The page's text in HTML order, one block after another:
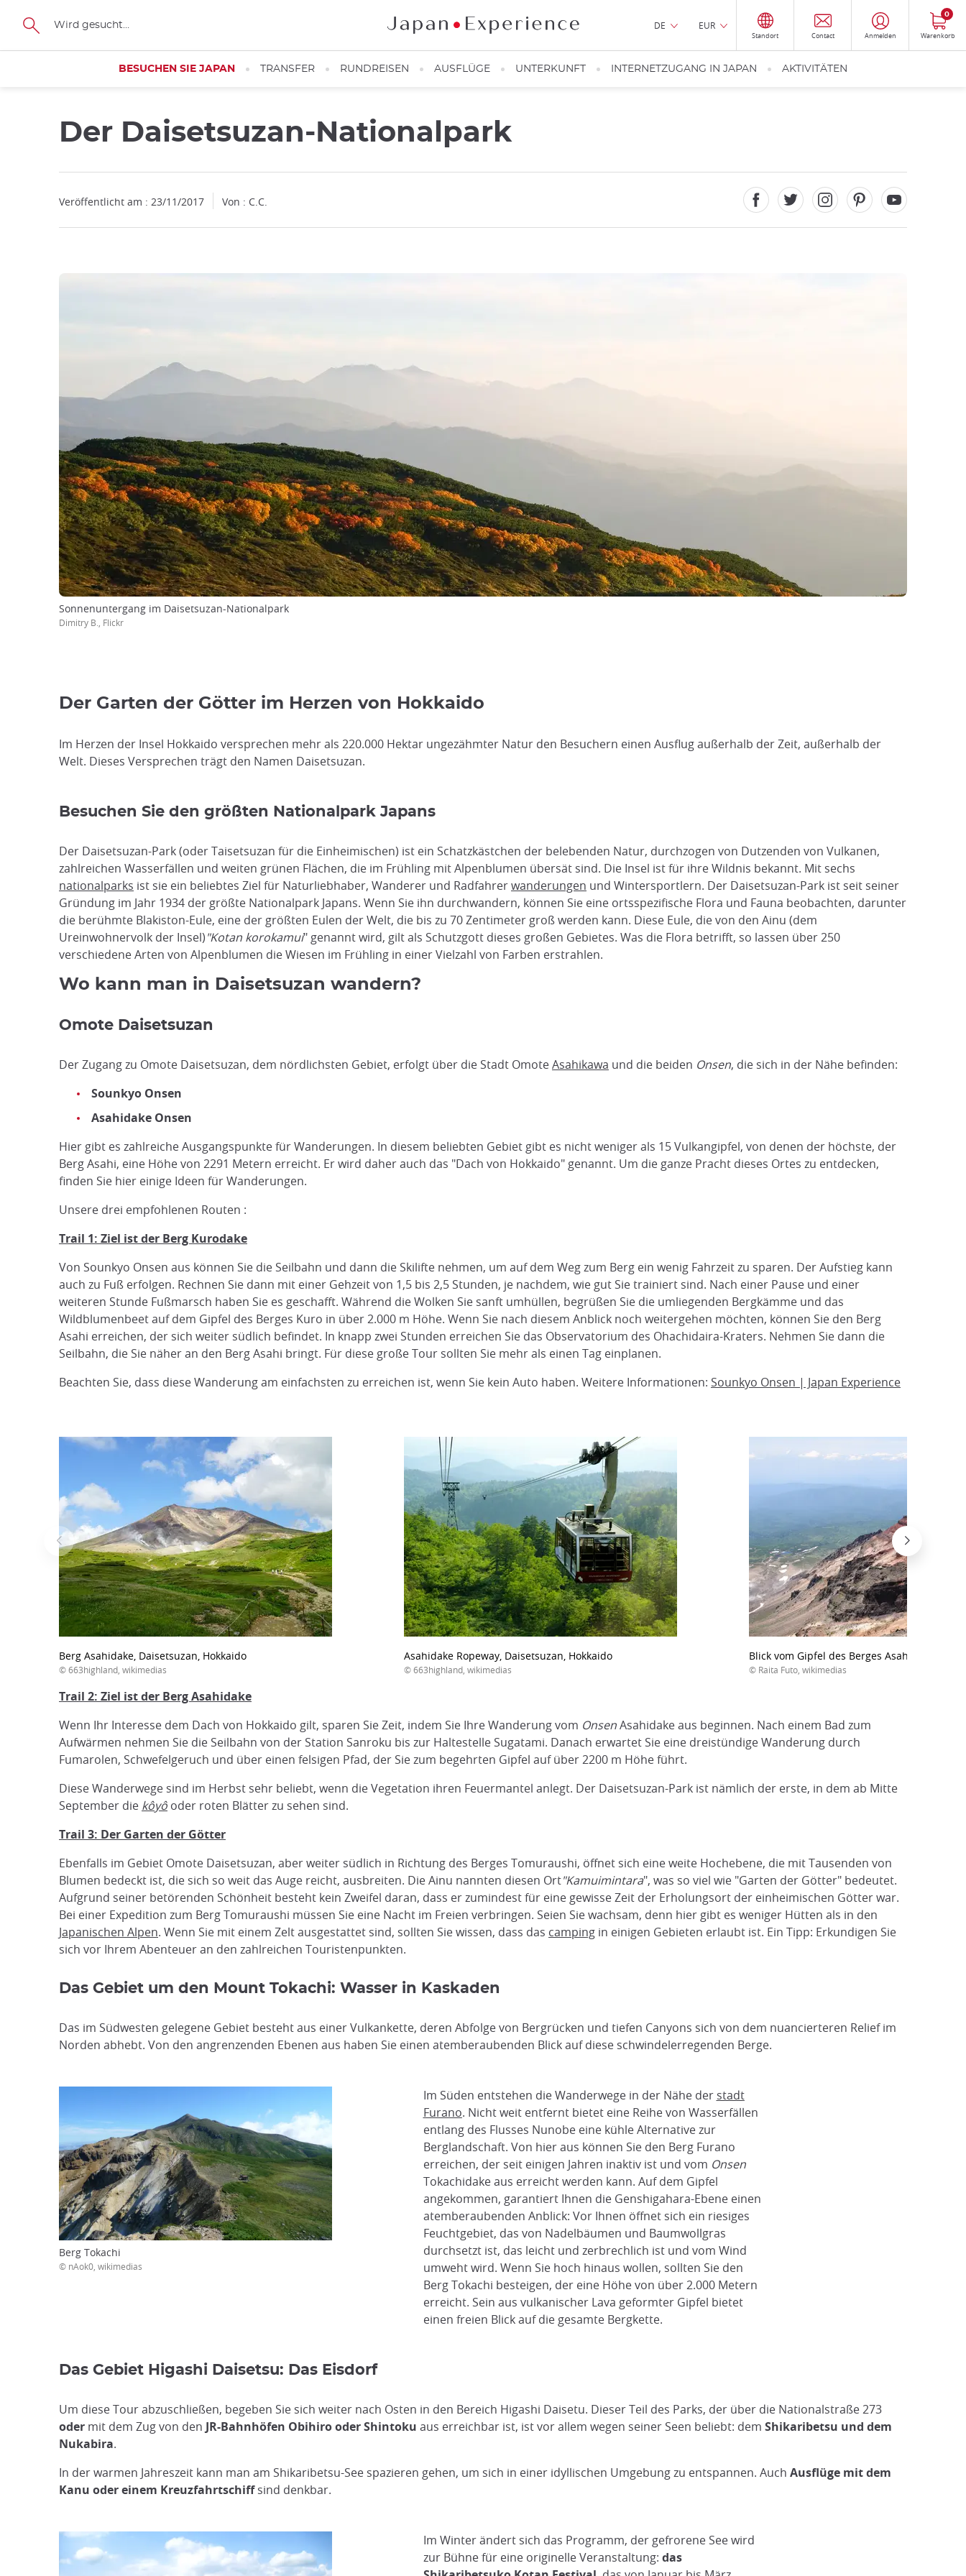
Größe
DE EUR
Standort Contact Anmelden Warenkorb
0
BESUCHEN SIE JAPAN TRANSFER RUNDREISEN AUSFLÜGE UNTERKUNFT INTERNETZUGANG IN JAPAN AKTIVITÄTEN
Der Daisetsuzan-Nationalpark
Veröffentlicht am : 23/11/2017 Von : C.C.
Sonnenuntergang im Daisetsuzan-Nationalpark
Dimitry B., Flickr
Der Garten der Götter im Herzen von Hokkaido
Im Herzen der Insel Hokkaido versprechen mehr als 220.000 Hektar ungezähmter Natur den Besuchern einen Ausflug außerhalb der Zeit, außerhalb der
Welt. Dieses Versprechen trägt den Namen Daisetsuzan.
Besuchen Sie den größten Nationalpark Japans
Der Daisetsuzan-Park (oder Taisetsuzan für die Einheimischen) ist ein Schatzkästchen der belebenden Natur, durchzogen von Dutzenden von Vulkanen,
zahlreichen Wasserfällen und weiten grünen Flächen, die im Frühling mit Alpenblumen übersät sind. Die Insel ist für ihre Wildnis bekannt. Mit sechs
nationalparks ist sie ein beliebtes Ziel für Naturliebhaber, Wanderer und Radfahrerwanderungen und Wintersportlern. Der Daisetsuzan-Park ist seit seiner
Gründung im Jahr 1934 der größte Nationalpark Japans. Wenn Sie ihn durchwandern, können Sie eine ortsspezifische Flora und Fauna beobachten, darunter
die berühmte Blakiston-Eule, eine der größten Eulen der Welt, die bis zu 70 Zentimeter groß werden kann. Diese Eule, die von den Ainu (dem
Ureinwohnervolk der Insel)"Kotan korokamui" genannt wird, gilt als Schutzgott dieses großen Gebietes. Was die Flora betrifft, so lassen über 250
verschiedene Arten von Alpenblumen die Wiesen im Frühling in einer Vielzahl von Farben erstrahlen.
Wo kann man in Daisetsuzan wandern?
Omote Daisetsuzan
Der Zugang zu Omote Daisetsuzan, dem nördlichsten Gebiet, erfolgt über die Stadt OmoteAsahikawa und die beiden Onsen, die sich in der Nähe befinden:
Sounkyo Onsen
Asahidake Onsen
Hier gibt es zahlreiche Ausgangspunkte für Wanderungen. In diesem beliebten Gebiet gibt es nicht weniger als 15 Vulkangipfel, von denen der höchste, der
Berg Asahi, eine Höhe von 2291 Metern erreicht. Er wird daher auch das "Dach von Hokkaido" genannt. Um die ganze Pracht dieses Ortes zu entdecken,
finden Sie hier einige Ideen für Wanderungen.
Unsere drei empfohlenen Routen :
Trail 1: Ziel ist der Berg Kurodake
Von Sounkyo Onsen aus können Sie die Seilbahn und dann die Skilifte nehmen, um auf dem Weg zum Berg ein wenig Fahrzeit zu sparen. Der Aufstieg kann
auch zu Fuß erfolgen. Rechnen Sie dann mit einer Gehzeit von 1,5 bis 2,5 Stunden, je nachdem, wie gut Sie trainiert sind. Nach einer Pause und einer
weiteren Stunde Fußmarsch haben Sie es geschafft. Während die Wolken Sie sanft umhüllen, begrüßen Sie die umliegenden Bergkämme und das
Wildblumenbeet auf dem Gipfel des Berges Kuro in über 2.000 m Höhe. Wenn Sie nach diesem Anblick noch weitergehen möchten, können Sie den Berg
Asahi erreichen, der sich weiter südlich befindet. In knapp zwei Stunden erreichen Sie das Observatorium des Ohachidaira-Kraters. Nehmen Sie dann die
Seilbahn, die Sie näher an den Berg Asahi bringt. Für diese große Tour sollten Sie mehr als einen Tag einplanen.
Beachten Sie, dass diese Wanderung am einfachsten zu erreichen ist, wenn Sie kein Auto haben. Weitere Informationen: Sounkyo Onsen | Japan Experience
Berg Asahidake, Daisetsuzan, Hokkaido
© 663highland, wikimedias
Asahidake Ropeway, Daisetsuzan, Hokkaido
© 663highland, wikimedias
Blick vom Gipfel des Berges Asahidake
© Raita Futo, wikimedias
Trail 2: Ziel ist der Berg Asahidake
Wenn Ihr Interesse dem Dach von Hokkaido gilt, sparen Sie Zeit, indem Sie Ihre Wanderung vom OnsenAsahidake aus beginnen. Nach einem Bad zum
Aufwärmen nehmen Sie die Seilbahn von der Station Sanroku bis zur Haltestelle Sugatami. Danach erwartet Sie eine dreistündige Wanderung durch
Fumarolen, Schwefelgeruch und über einen felsigen Pfad, der Sie zum begehrten Gipfel auf über 2200 m Höhe führt.
Diese Wanderwege sind im Herbst sehr beliebt, wenn die Vegetation ihren Feuermantel anlegt. Der Daisetsuzan-Park ist nämlich der erste, in dem ab Mitte
September die kôyô oder roten Blätter zu sehen sind.
Trail 3: Der Garten der Götter
Ebenfalls im Gebiet Omote Daisetsuzan, aber weiter südlich in Richtung des Berges Tomuraushi, öffnet sich eine weite Hochebene, die mit Tausenden von
Blumen bedeckt ist, die sich so weit das Auge reicht, ausbreiten. Die Ainu nannten diesen Ort"Kamuimintara", was so viel wie "Garten der Götter" bedeutet.
Aufgrund seiner betörenden Schönheit besteht kein Zweifel daran, dass er zumindest für eine gewisse Zeit der Erholungsort der einheimischen Götter war.
Bei einer Expedition zum Berg Tomuraushi müssen Sie eine Nacht im Freien verbringen. Seien Sie wachsam, denn hier gibt es weniger Hütten als in den
Japanischen Alpen. Wenn Sie mit einem Zelt ausgestattet sind, sollten Sie wissen, dass das camping in einigen Gebieten erlaubt ist. Ein Tipp: Erkundigen Sie
sich vor Ihrem Abenteuer an den zahlreichen Touristenpunkten.
Das Gebiet um den Mount Tokachi: Wasser in Kaskaden
Das im Südwesten gelegene Gebiet besteht aus einer Vulkankette, deren Abfolge von Bergrücken und tiefen Canyons sich von dem nuancierteren Relief im
Norden abhebt. Von den angrenzenden Ebenen aus haben Sie einen atemberaubenden Blick auf diese schwindelerregenden Berge.
Im Süden entstehen die Wanderwege in der Nähe der stadt
Furano. Nicht weit entfernt bietet eine Reihe von Wasserfällen
entlang des Flusses Nunobe eine kühle Alternative zur
Berglandschaft. Von hier aus können Sie den Berg Furano
erreichen, der seit einigen Jahren inaktiv ist und vom Onsen
Tokachidake aus erreicht werden kann. Auf dem Gipfel
angekommen, garantiert Ihnen die Genshigahara-Ebene einen
atemberaubenden Anblick: Vor Ihnen öffnet sich ein riesiges
Feuchtgebiet, das von Nadelbäumen und Baumwollgras
durchsetzt ist, das leicht und zerbrechlich ist und vom Wind
umweht wird. Wenn Sie hoch hinaus wollen, sollten Sie den
Berg Tokachi besteigen, der eine Höhe von über 2.000 Metern
erreicht. Sein aus vulkanischer Lava geformter Gipfel bietet
einen freien Blick auf die gesamte Bergkette.
Berg Tokachi
© nAok0, wikimedias
Das Gebiet Higashi Daisetsu: Das Eisdorf
Um diese Tour abzuschließen, begeben Sie sich weiter nach Osten in den Bereich Higashi Daisetu. Dieser Teil des Parks, der über die Nationalstraße 273
oder mit dem Zug von den JR-Bahnhöfen Obihiro oder Shintoku aus erreichbar ist, ist vor allem wegen seiner Seen beliebt: dem Shikaribetsu und dem
Nukabira.
In der warmen Jahreszeit kann man am Shikaribetsu-See spazieren gehen, um sich in einer idyllischen Umgebung zu entspannen. Auch Ausflüge mit dem
Kanu oder einem Kreuzfahrtschiffsind denkbar.
Im Winter ändert sich das Programm, der gefrorene See wird
zur Bühne für eine originelle Veranstaltung: das